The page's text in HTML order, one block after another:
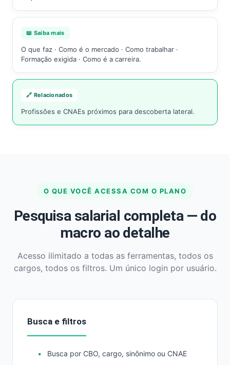
📖 Saiba mais
O que faz · Como é o mercado · Como trabalhar ·
Formação exigida · Como é a carreira.
🔗 Relacionados
Profissões e CNAEs próximos para descoberta lateral.
O QUE VOCÊ ACESSA COM O PLANO
Pesquisa salarial completa — do
macro ao detalhe
Acesso ilimitado a todas as ferramentas, todos os
cargos, todos os filtros. Um único login por usuário.
Busca e filtros
Busca por CBO, cargo, sinônimo ou CNAE